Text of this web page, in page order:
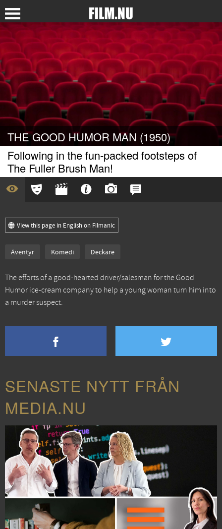
THE GOOD HUMOR MAN (1950)
Following in the fun-packed footsteps of
The Fuller Brush Man!
View this page in English on Filmanic
Äventyr Komedi Deckare
The efforts of a good-hearted driver/salesman for the Good
Humor ice-cream company to help a young woman turn him into
a murder suspect.
SENASTE NYTT FRÅN
MEDIA.NU